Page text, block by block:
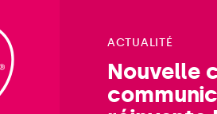
ACTUALITÉ
Nouvelle